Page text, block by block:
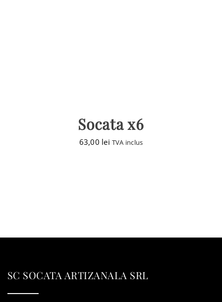
Socata x6
63,00 lei TVA inclus
SC SOCATA ARTIZANALA SRL